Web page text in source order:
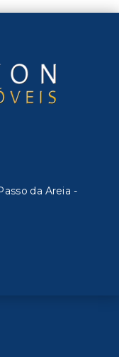
da Areia -